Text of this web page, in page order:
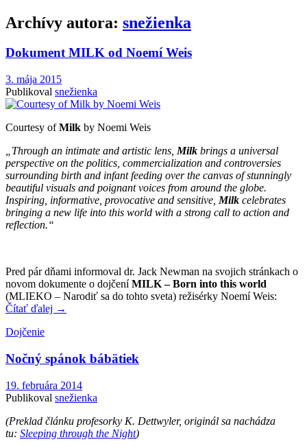
Archívy autora: snežienka
Dokument MILK od Noemí Weis
3. mája 2015
Publikoval snežienka
Courtesy ofMilk by Noemi Weis
Through an intimate and artistic lens, Milk brings a universal
perspective on the politics, commercialization and controversies
surrounding birth and infant feeding over the canvas of stunningly
beautiful visuals and poignant voices from around the globe.
Inspiring, informative, provocative and sensitive, Milk celebrates
bringing a new life into this world with a strong call to action and
reflection.“
Pred pár dňami informoval dr. Jack Newman na svojich stránkach o
novom dokumente o dojčeníMILK – Born into this world
(MLIEKO – Narodiť sa do tohto sveta) režisérky Noemí Weis:
Čítať ďalej →
Dojčenie
Nočný spánok bábätiek
19. februára 2014
Publikoval snežienka
(Preklad článku profesorky K. Dettwyler, originál sa nachádza
tu: Sleeping through the Night)